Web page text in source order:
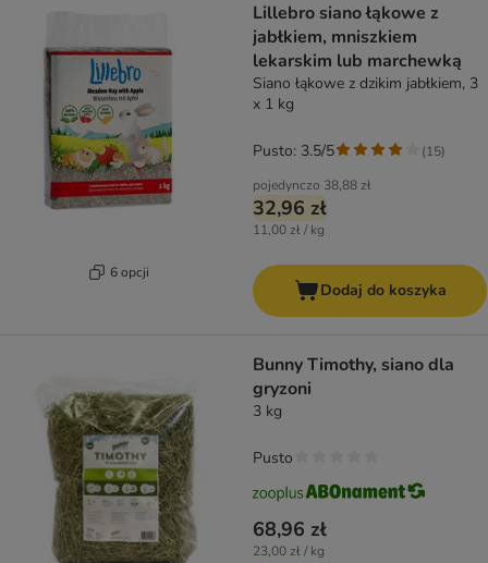
6 opcji
Lillebro siano łąkowe z
jabłkiem, mniszkiem
lekarskim lub marchewką
Siano łąkowe z dzikim jabłkiem, 3
x 1 kg
pojedynczo 38,88 zł
32,96 zł
11,00 zł / kg
Pusto: 3.5/5 (15)
Dodaj do koszyka
Bunny Timothy, siano dla
gryzoni
3 kg
68,96 zł
23,00 zł / kg
Pusto